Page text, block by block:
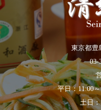
東京都豊
03-
平日：11:00
土日：